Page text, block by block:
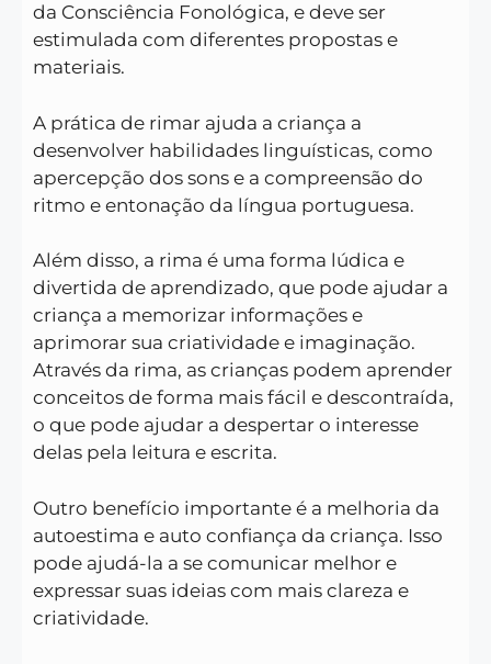
da Consciência Fonológica, e deve ser
estimulada com diferentes propostas e
materiais.
A prática de rimar ajuda a criança a
desenvolver habilidades linguísticas, como
apercepção dos sons e a compreensão do
ritmo e entonação da língua portuguesa.
Além disso, a rima é uma forma lúdica e
divertida de aprendizado, que pode ajudar a
criança a memorizar informações e
aprimorar sua criatividade e imaginação.
Através da rima, as crianças podem aprender
conceitos de forma mais fácil e descontraída,
o que pode ajudar a despertar o interesse
delas pela leitura e escrita.
Outro benefício importante é a melhoria da
autoestima e auto confiança da criança. Isso
pode ajudá-la a se comunicar melhor e
expressar suas ideias com mais clareza e
criatividade.